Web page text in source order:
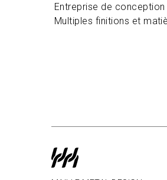
Entreprise de
Multiples finitions et